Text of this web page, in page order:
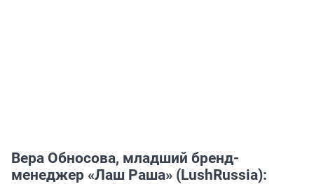
Вера Обносова, младший бренд-
менеджер «Лаш Раша» (LushRussia):